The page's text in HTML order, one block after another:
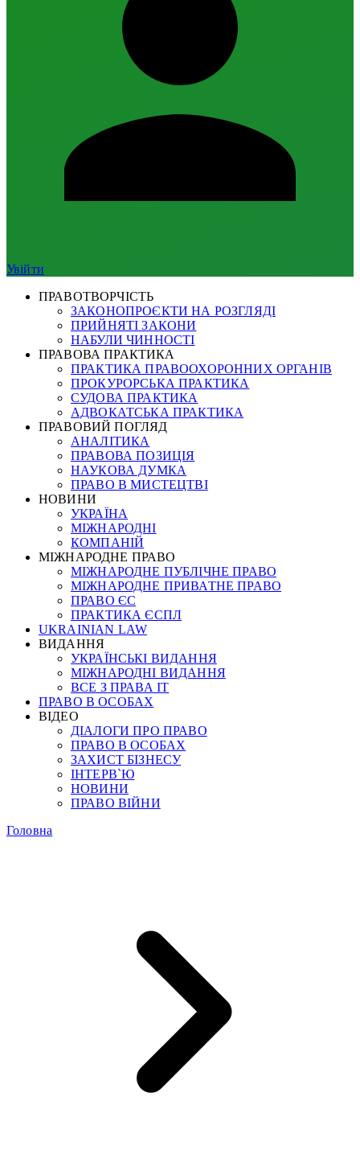
Увійти
ПРАВОТВОРЧІСТЬ
ЗАКОНОПРОЄКТИ НА РОЗГЛЯДІ
ПРИЙНЯТІ ЗАКОНИ
НАБУЛИ ЧИННОСТІ
ПРАВОВА ПРАКТИКА
ПРАКТИКА ПРАВООХОРОННИХ ОРГАНІВ
ПРОКУРОРСЬКА ПРАКТИКА
СУДОВА ПРАКТИКА
АДВОКАТСЬКА ПРАКТИКА
ПРАВОВИЙ ПОГЛЯД
АНАЛІТИКА
ПРАВОВА ПОЗИЦІЯ
НАУКОВА ДУМКА
ПРАВО В МИСТЕЦТВІ
НОВИНИ
УКРАЇНА
МІЖНАРОДНІ
КОМПАНІЙ
МІЖНАРОДНЕ ПРАВО
МІЖНАРОДНЕ ПУБЛІЧНЕ ПРАВО
МІЖНАРОДНЕ ПРИВАТНЕ ПРАВО
ПРАВО ЄС
ПРАКТИКА ЄСПЛ
UKRAINIAN LAW
ВИДАННЯ
УКРАЇНСЬКІ ВИДАННЯ
МІЖНАРОДНІ ВИДАННЯ
ВСЕ З ПРАВА ІТ
ПРАВО В ОСОБАХ
ВІДЕО
ДІАЛОГИ ПРО ПРАВО
ПРАВО В ОСОБАХ
ЗАХИСТ БІЗНЕСУ
ІНТЕРВ`Ю
НОВИНИ
ПРАВО ВІЙНИ
Головна